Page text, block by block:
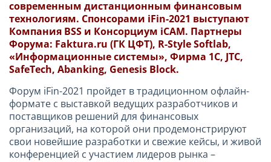
современным дистанционным финансовым
технологиям. Спонсорами iFin-2021 выступают
Компания BSS и Консорциум iCAM. Партнеры
Форума: Faktura.ru (ГК ЦФТ), R-Style Softlab,
«Информационные системы», Фирма 1С, JTC,
SafeTech, Abanking, Genesis Block.
Форум iFin-2021 пройдет в традиционном офлайн-
формате с выставкой ведущих разработчиков и
поставщиков решений для финансовых
организаций, на которой они продемонстрируют
свои новейшие разработки и свежие кейсы, и живой
конференцией с участием лидеров рынка –